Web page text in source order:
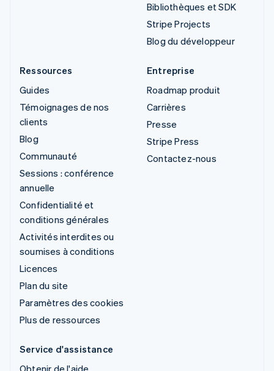
Bibliothèques et SDK
Stripe Projects
Blog du développeur
Ressources
Guides
Témoignages de nos
clients
Blog
Communauté
Sessions : conférence
annuelle
Confidentialité et
conditions générales
Activités interdites ou
soumises à conditions
Licences
Plan du site
Paramètres des cookies
Plus de ressources
Entreprise
Roadmap produit
Carrières
Presse
Stripe Press
Contactez-nous
Service d'assistance